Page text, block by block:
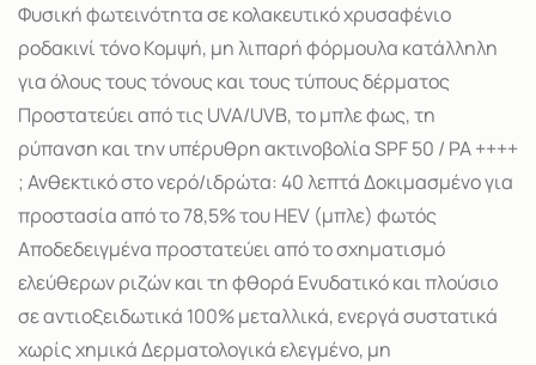
Φυσική φωτεινότητα σε κολακευτικό χρυσαφένιο
ροδακινί τόνο Κομψή, μη λιπαρή φόρμουλα κατάλληλη
για όλους τους τόνους και τους τύπους δέρματος
Προστατεύει από τις UVA/UVB, το μπλε φως, τη
ρύπανση και την υπέρυθρη ακτινοβολία SPF 50 / PA ++++
; Ανθεκτικό στο νερό/ιδρώτα: 40 λεπτά Δοκιμασμένο για
προστασία από το 78,5% του HEV (μπλε) φωτός
Αποδεδειγμένα προστατεύει από το σχηματισμό
ελεύθερων ριζών και τη φθορά Ενυδατικό και πλούσιο
σε αντιοξειδωτικά 100% μεταλλικά, ενεργά συστατικά
χωρίς χημικά Δερματολογικά ελεγμένο, μη